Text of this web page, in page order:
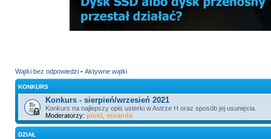
Wątki bez odpowiedzi• Aktywne wątki
KONKURS
Konkurs - sierpień/wrzesień 2021
Konkurs na najlepszy opis usterki w Astrze H oraz sposób jej usunięcia.
Moderatorzy: piotii, miranda
DZIAŁ